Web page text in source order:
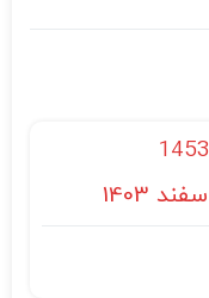
1453